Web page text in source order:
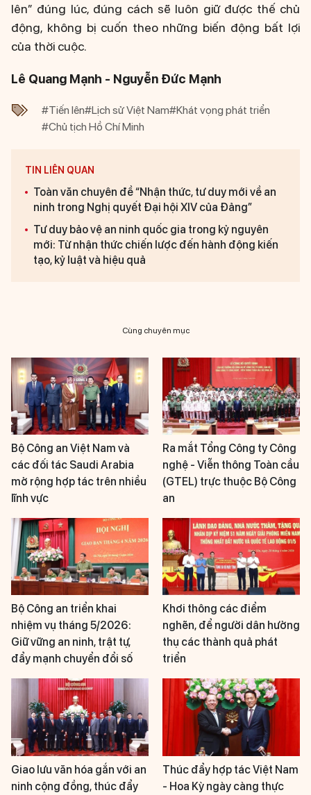
lên” đúng lúc, đúng cách sẽ luôn giữ được thế chủ
động, không bị cuốn theo những biến động bất lợi
của thời cuộc.
Lê Quang Mạnh - Nguyễn Đức Mạnh
#Tiến lên#Lịch sử Việt Nam#Khát vọng phát triển
#Chủ tịch Hồ Chí Minh
TIN LIÊN QUAN
Toàn văn chuyên đề “Nhận thức, tư duy mới về an
ninh trong Nghị quyết Đại hội XIV của Đảng”
Tư duy bảo vệ an ninh quốc gia trong kỷ nguyên
mới: Từ nhận thức chiến lược đến hành động kiến
tạo, kỷ luật và hiệu quả
Cùng chuyên mục
Bộ Công an Việt Nam và
các đối tác Saudi Arabia
mở rộng hợp tác trên nhiều
lĩnh vực
Ra mắt Tổng Công ty Công
nghệ - Viễn thông Toàn cầu
(GTEL) trực thuộc Bộ Công
an
Bộ Công an triển khai
nhiệm vụ tháng 5/2026:
Giữ vững an ninh, trật tự,
đẩy mạnh chuyển đổi số
Khơi thông các điểm
nghẽn, để người dân hưởng
thụ các thành quả phát
triển
Giao lưu văn hóa gắn với an
ninh cộng đồng, thúc đẩy
Thúc đẩy hợp tác Việt Nam
- Hoa Kỳ ngày càng thực